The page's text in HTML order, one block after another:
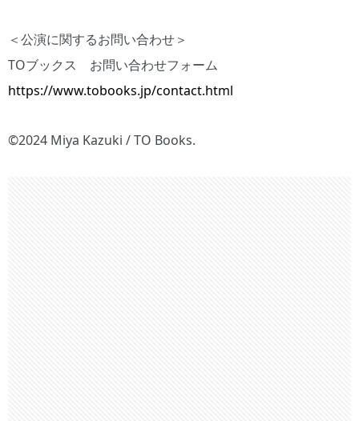
＜公演に関するお問い合わせ＞
TOブックス お問い合わせフォーム
https://www.tobooks.jp/contact.html
©2024 Miya Kazuki / TO Books.